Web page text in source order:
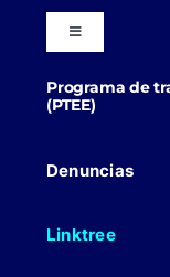
Trabaja con nosotros
Toggle
Navigation
Blog
Politicas Comerciales
Programa de
(PTEE)
Denuncias
Linktree